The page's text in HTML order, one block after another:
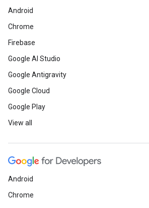
Android
Chrome
Firebase
Google AI Studio
Google Antigravity
Google Cloud
Google Play
View all
Android
Chrome